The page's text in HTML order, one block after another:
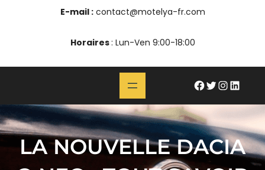
E-mail :contact@motelya-fr.com
Horaires: Lun-Ven 9:00-18:00
#Twitter InstagramLinkedIn
LA NOUVELLE DACIA